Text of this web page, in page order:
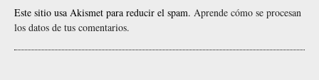
Este sitio usa Akismet para reducir el spam. Aprende cómo se procesan
los datos de tus comentarios.